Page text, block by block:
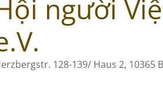
người
128-139/ Haus 2, 10365